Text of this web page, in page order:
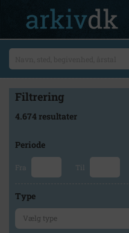
Filtrering
4.674 resultater
Periode
Fra Til
Type